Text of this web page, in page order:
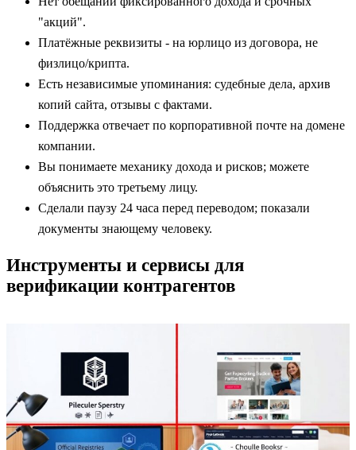
"акций".
Платёжные реквизиты - на юрлицо из договора, не
физлицо/крипта.
Есть независимые упоминания: судебные дела, архив
копий сайта, отзывы с фактами.
Поддержка отвечает по корпоративной почте на домене
компании.
Вы понимаете механику дохода и рисков; можете
объяснить это третьему лицу.
Сделали паузу 24 часа перед переводом; показали
документы знающему человеку.
Инструменты и сервисы для
верификации контрагентов